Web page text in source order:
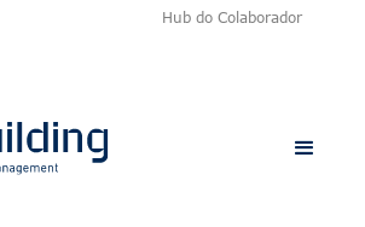
Hub do Colaborador